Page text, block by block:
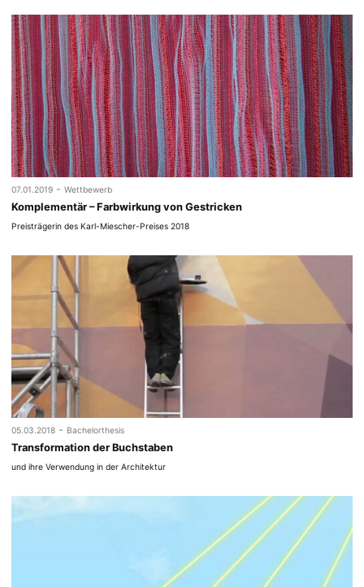
07.01.2019 - Wettbewerb
Komplementär – Farbwirkung von Gestricken
Preisträgerin des Karl-Miescher-Preises 2018
05.03.2018 - Bachelorthesis
Transformation der Buchstaben
und ihre Verwendung in der Architektur